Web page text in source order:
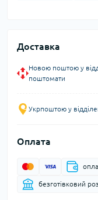
Доставка
Новою поштою у
поштомати
Укрпоштою у
Оплата
безготівковий